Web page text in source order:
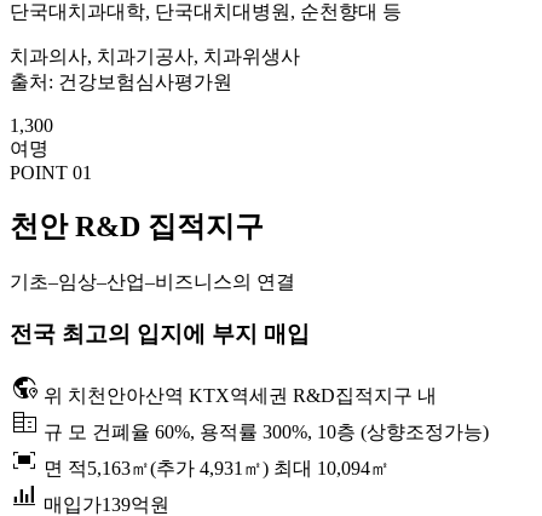
단국대치과대학, 단국대치대병원, 순천향대 등
치과의사, 치과기공사, 치과위생사
출처: 건강보험심사평가원
1,300
여명
POINT 01
천안 R&D 집적지구
기초–임상–산업–비즈니스의 연결
전국 최고의 입지에 부지 매입
globe_location_pin 위 치 천안아산역 KTX역세권 R&D집적지구 내
corporate_fare 규 모 건폐율 60%, 용적률 300%, 10층 (상향조정가능)
fit_screen 면 적5,163㎡(추가 4,931㎡) 최대 10,094㎡
bar_chart_4_bars 매입가139억원